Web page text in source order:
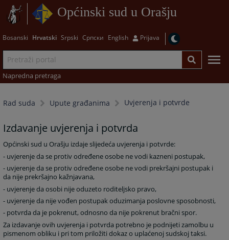
Općinski sud u Orašju
Bosanski Hrvatski Srpski Српски English Prijava
Napredna pretraga
Rad suda Upute građanima Uvjerenja i potvrde
Izdavanje uvjerenja i potvrda
Općinski sud u Orašju izdaje slijedeća uvjerenja i potvrde:
- uvjerenje da se protiv određene osobe ne vodi kazneni postupak,
- uvjerenje da se protiv određene osobe ne vodi prekršajni postupak i
da nije prekršajno kažnjavana,
- uvjerenje da osobi nije oduzeto roditeljsko pravo,
- uvjerenje da nije vođen postupak oduzimanja poslovne sposobnosti,
- potvrda da je pokrenut, odnosno da nije pokrenut bračni spor.
Za izdavanje ovih uvjerenja i potvrda potrebno je podnijeti zamolbu u
pismenom obliku i pri tom priložiti dokaz o uplaćenoj sudskoj taksi.